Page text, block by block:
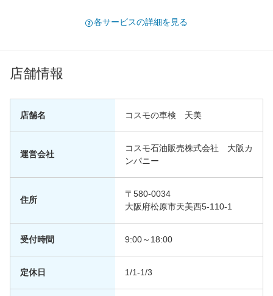
各サービスの詳細を見る
店舗情報
店舗名 コスモの車検 天美
運営会社
コスモ石油販売株式会社 大阪カ
ンパニー
住所
〒580-0034
大阪府松原市天美西5-110-1
受付時間 9:00～18:00
定休日 1/1-1/3